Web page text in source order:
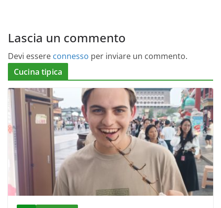
Lascia un commento
Devi essere connesso per inviare un commento.
Cucina tipica